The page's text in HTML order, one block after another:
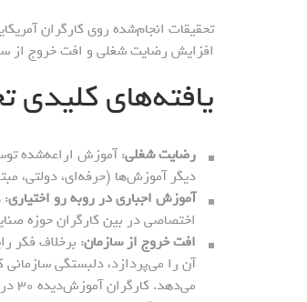
افزایش رضایت شغلی و افت خروج از
یافته‌های کلیدی
رضایت شغلی: آموزش اراعه‌شده
دیگر آموزش‌ها (حرفه‌ای، دولتی،
آموزش اجباری در روبه رو اختیاری:
اختصاصی در بین کارگران حوزه
افت خروج از سازمان: برخلاف فکر
آن را می‌پردازد، دلبستگی سازمانی